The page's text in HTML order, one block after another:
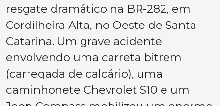
resgate dramático na BR-282, em
Cordilheira Alta, no Oeste de Santa
Catarina. Um grave acidente
envolvendo uma carreta bitrem
(carregada de calcário), uma
caminhonete Chevrolet S10 e um